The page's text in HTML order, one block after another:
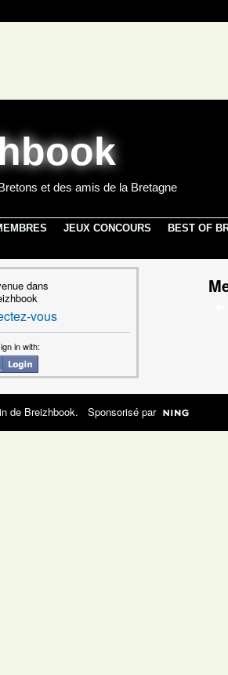
et des amis de la Bretagne
JEUX CONCOURS
BEST OF
dans
vous
in with:
de Breizhbook. Sponsorisé par